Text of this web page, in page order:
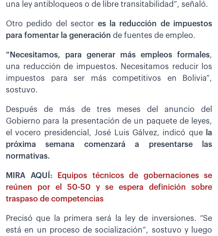
una ley antibloqueos o de libre transitabilidad”, señaló.
Otro pedido del sector es la reducción de impuestos
para fomentar la generación de fuentes de empleo.
“Necesitamos, para generar más empleos formales,
una reducción de impuestos. Necesitamos reducir los
impuestos para ser más competitivos en Bolivia”,
sostuvo.
Después de más de tres meses del anuncio del
Gobierno para la presentación de un paquete de leyes,
el vocero presidencial, José Luis Gálvez, indicó quela
próxima semana comenzará a presentarse las
normativas.
MIRA AQUÍ:
Equipos técnicos de gobernaciones se
reúnen por el 50-50 y se espera definición sobre
traspaso de competencias
Precisó que la primera será la ley de inversiones. “Se
está en un proceso de socialización”, sostuvo y luego